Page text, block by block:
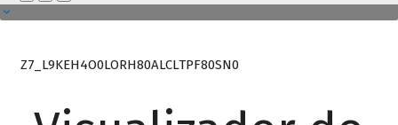
Z7_L9KEH4O0LORH80ALCLTPF80SN0